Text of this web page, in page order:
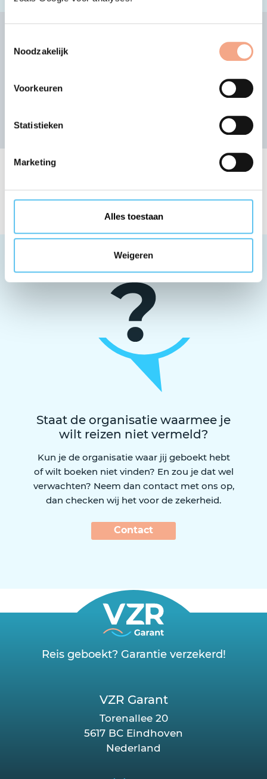
Noodzakelijk
Voorkeuren
Statistieken
Marketing
Alles toestaan
Weigeren
organisatie zoeken
Lijst van bij VZR Garant
aangesloten organisaties
Staat de organisatie waarmee je
wilt reizen niet vermeld?
Kun je de organisatie waar jij geboekt hebt
of wilt boeken niet vinden? En zou je dat wel
verwachten? Neem dan contact met ons op,
dan checken wij het voor de zekerheid.
Contact
Reis geboekt? Garantie verzekerd!
VZR Garant
Torenallee 20
5617 BC Eindhoven
Nederland